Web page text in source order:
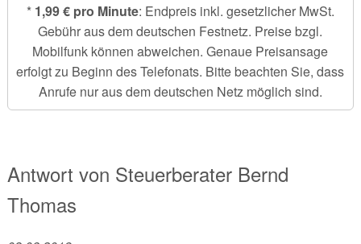
* 1,99 € pro Minute: Endpreis inkl. gesetzlicher MwSt.
Gebühr aus dem deutschen Festnetz. Preise bzgl.
Mobilfunk können abweichen. Genaue Preisansage
erfolgt zu Beginn des Telefonats. Bitte beachten Sie, dass
Anrufe nur aus dem deutschen Netz möglich sind.
Antwort von Steuerberater Bernd
Thomas